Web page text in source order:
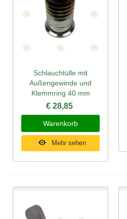
Schlauchtülle mit
Außengewinde und
Klemmring 40 mm
€ 28,85
Warenkorb
Mehr sehen